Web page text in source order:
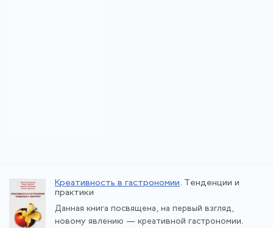
Креативность в гастрономии. Тенденции и
практики
Данная книга посвящена, на первый взгляд,
новому явлению — креативной гастрономии.